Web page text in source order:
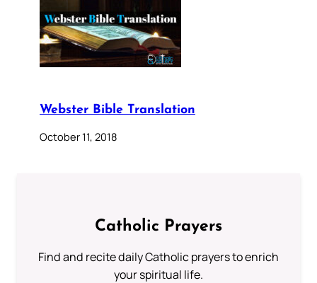
Webster Bible Translation
October 11, 2018
Catholic Prayers
Find and recite daily Catholic prayers to enrich
your spiritual life.